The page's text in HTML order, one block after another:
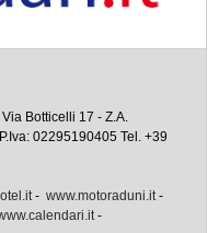
Botticelli 17 - Z.A.
02295190405 Tel. +39
-www.motoraduni.it-
-